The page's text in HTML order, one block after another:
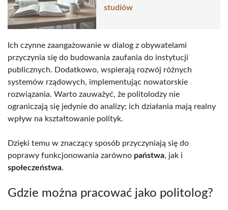
studiów
Ich czynne zaangażowanie w dialog z obywatelami
przyczynia się do budowania zaufania do instytucji
publicznych. Dodatkowo, wspierają rozwój różnych
systemów rządowych, implementując nowatorskie
rozwiązania. Warto zauważyć, że politolodzy nie
ograniczają się jedynie do analizy; ich działania mają realny
wpływ na kształtowanie polityk.
Dzięki temu w znaczący sposób przyczyniają się do
poprawy funkcjonowania zarówno państwa, jak i
społeczeństwa.
Gdzie można pracować jako politolog?